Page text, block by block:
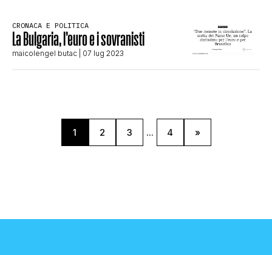
CRONACA E POLITICA
La Bulgaria, l’euro e i sovranisti
maicolengel butac | 07 lug 2023
1 2 3 ... 4 »